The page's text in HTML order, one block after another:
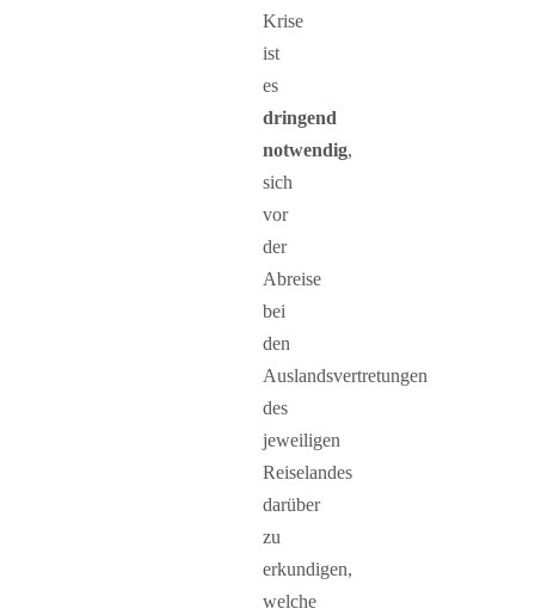
Krise
ist
es
dringend
notwendig,
sich
vor
der
Abreise
bei
den
Auslandsvertretungen
des
jeweiligen
Reiselandes
darüber
zu
erkundigen,
welche